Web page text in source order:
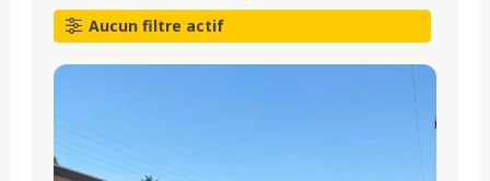
Aucun filtre actif